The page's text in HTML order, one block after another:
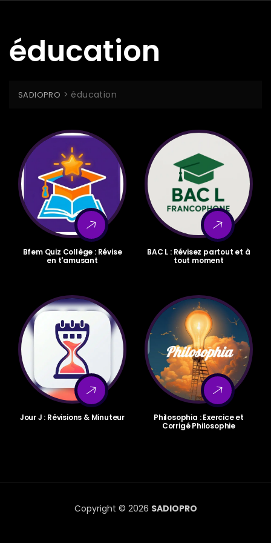
éducation
SADIOPRO > éducation
Bfem Quiz Collège : Révise
en t'amusant
BAC L : Révisez partout et à
tout moment
Jour J : Révisions & Minuteur
Philosophia : Exercice et
Corrigé Philosophie
Copyright © 2026 SADIOPRO